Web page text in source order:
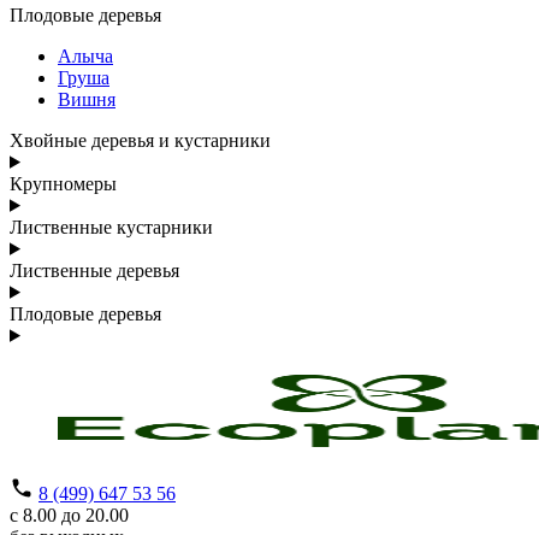
Плодовые деревья
Алыча
Груша
Вишня
Хвойные деревья и кустарники
Крупномеры
Лиственные кустарники
Лиственные деревья
Плодовые деревья
8 (499) 647 53 56
с 8.00 до 20.00